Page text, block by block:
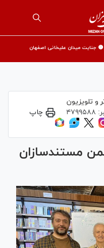
🟡 جنایت میدان علیخانی اصفهان
و تلویزیون
۴۷۹۹۵۸۸ چاپ
مستندسازان